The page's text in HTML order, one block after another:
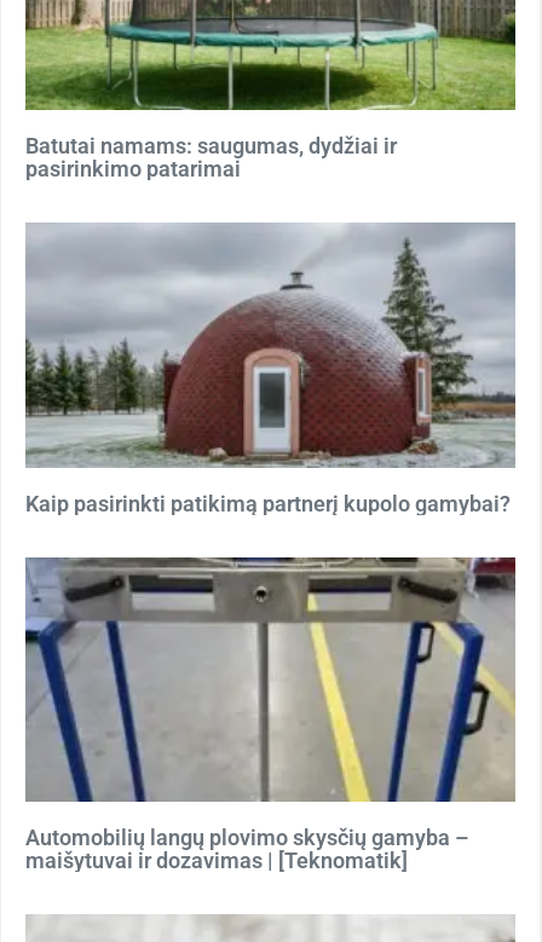
Batutai namams: saugumas, dydžiai ir
pasirinkimo patarimai
Kaip pasirinkti patikimą partnerį kupolo gamybai?
Automobilių langų plovimo skysčių gamyba –
maišytuvai ir dozavimas | [Teknomatik]